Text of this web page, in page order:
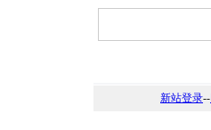
新站登录--